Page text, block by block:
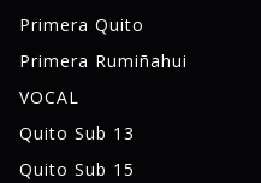
Primera Quito
Primera Rumiñahui
VOCAL
Quito Sub 13
Quito Sub 15